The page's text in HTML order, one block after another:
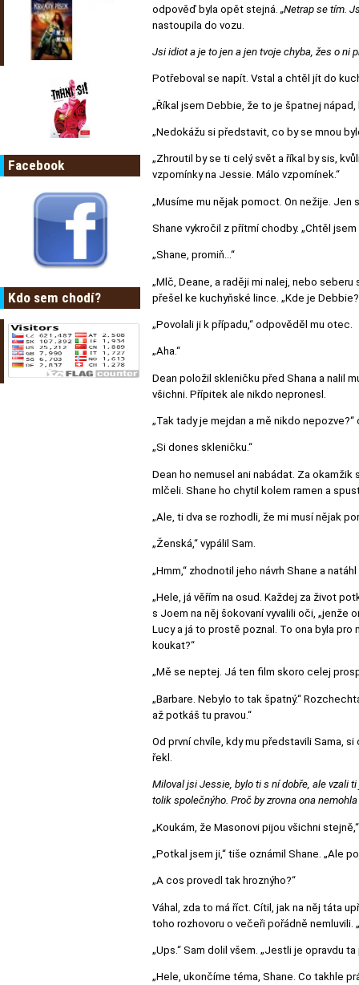
Facebook
Kdo sem chodí?
odpověď byla opět stejná. „Netrap se tím.
nastoupila do vozu.
Jsi idiot a je to jen a jen tvoje chyba, žes o ni
Potřeboval se napít. Vstal a chtěl jít do
„Říkal jsem Debbie, že to je špatnej
„Nedokážu si představit, co by se mnou
„Zhroutil by se ti celý svět a říkal by sis,
vzpomínky na Jessie. Málo vzpomínek.“
„Musíme mu nějak pomoct. On nežije.
Shane vykročil z přítmí chodby. „Chtěl
„Shane, promiň…“
„Mlč, Deane, a raději mi nalej, nebo
přešel ke kuchyňské lince. „Kde je
„Povolali ji k případu,“ odpověděl mu otec.
„Aha.“
Dean položil skleničku před Shana a nalil
všichni. Přípitek ale nikdo nepronesl.
„Tak tady je mejdan a mě nikdo nepozve?“
„Si dones skleničku.“
Dean ho nemusel ani nabádat. Za
mlčeli. Shane ho chytil kolem ramen a
„Ale, ti dva se rozhodli, že mi musí nějak
„Ženská,“ vypálil Sam.
„Hmm,“ zhodnotil jeho návrh Shane a
„Hele, já věřím na osud. Každej za život
s Joem na něj šokovaní vyvalili oči, „jenže
Lucy a já to prostě poznal. To ona byla pro
koukat?“
„Mě se neptej. Já ten film skoro celej
„Barbare. Nebylo to tak špatný.“
až potkáš tu pravou.“
Od první chvíle, kdy mu představili Sama,
řekl.
Miloval jsi Jessie, bylo ti s ní dobře, ale vzali
tolik společnýho. Proč by zrovna ona
„Koukám, že Masonovi pijou všichni
„Potkal jsem ji,“ tiše oznámil Shane. „Ale
„A cos provedl tak hroznýho?“
Váhal, zda to má říct. Cítil, jak na něj táta
toho rozhovoru o večeři pořádně nemluvili.
„Ups.“ Sam dolil všem. „Jestli je opravdu
„Hele, ukončíme téma, Shane. Co takhle